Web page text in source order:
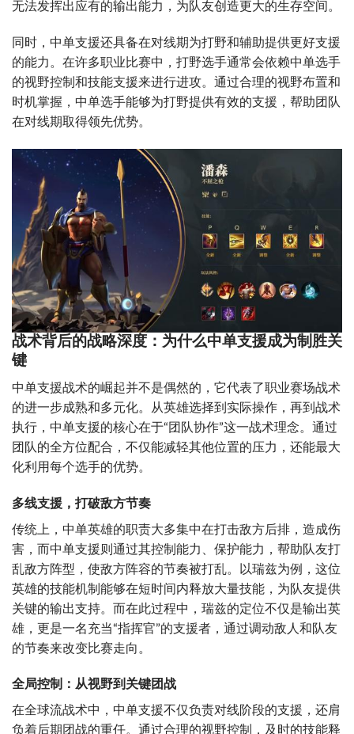
无法发挥出应有的输出能力，为队友创造更大的生存空间。
同时，中单支援还具备在对线期为打野和辅助提供更好支援
的能力。在许多职业比赛中，打野选手通常会依赖中单选手
的视野控制和技能支援来进行进攻。通过合理的视野布置和
时机掌握，中单选手能够为打野提供有效的支援，帮助团队
在对线期取得领先优势。
战术背后的战略深度：为什么中单支援成为制胜关
键
中单支援战术的崛起并不是偶然的，它代表了职业赛场战术
的进一步成熟和多元化。从英雄选择到实际操作，再到战术
执行，中单支援的核心在于“团队协作”这一战术理念。通过
团队的全方位配合，不仅能减轻其他位置的压力，还能最大
化利用每个选手的优势。
多线支援，打破敌方节奏
传统上，中单英雄的职责大多集中在打击敌方后排，造成伤
害，而中单支援则通过其控制能力、保护能力，帮助队友打
乱敌方阵型，使敌方阵容的节奏被打乱。以瑞兹为例，这位
英雄的技能机制能够在短时间内释放大量技能，为队友提供
关键的输出支持。而在此过程中，瑞兹的定位不仅是输出英
雄，更是一名充当“指挥官”的支援者，通过调动敌人和队友
的节奏来改变比赛走向。
全局控制：从视野到关键团战
在全球流战术中，中单支援不仅负责对线阶段的支援，还肩
负着后期团战的重任。通过合理的视野控制，及时的技能释